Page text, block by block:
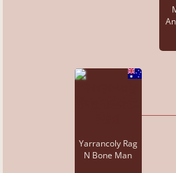
Yarrancoly Rag
N Bone Man